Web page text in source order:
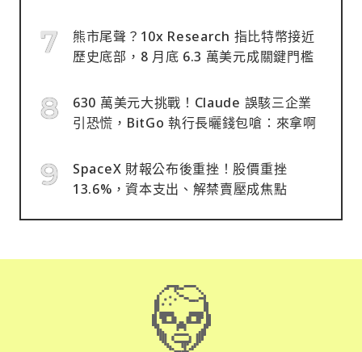
熊市尾聲？10x Research 指比特幣接近
歷史底部，8 月底 6.3 萬美元成關鍵門檻
630 萬美元大挑戰！Claude 誤駭三企業
引恐慌，BitGo 執行長曬錢包嗆：來拿啊
SpaceX 財報公布後重挫！股價重挫
13.6%，資本支出、解禁賣壓成焦點